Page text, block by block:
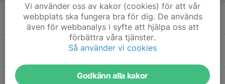
Glad Sommar!
11 jul, 21:41 0
KM + avslutning
Välkomna till årets upplaga av Sandaredspokalen!
Vi använder oss av kakor (cookies) för att vår
webbplats ska fungera bra för dig. De används
även för webbanalys i syfte att hjälpa oss att
förbättra våra tjänster.
Så använder vi cookies
Godkänn alla kakor